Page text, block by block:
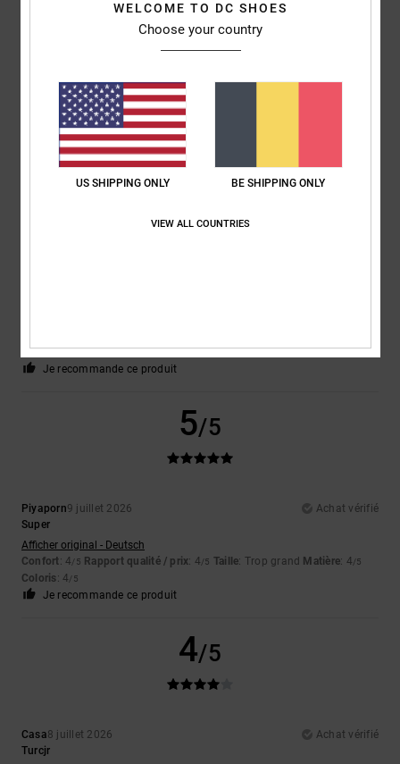
Très bon prix
Afficher original - Castellano
Confort: 4/5 Rapport qualité / prix
: 5/5
Je recommande ce produit
5/5
Coloris: 4
Je recommande ce produit
5/5
Piyaporn9 juillet 2026
Achat vérifié
Super
Afficher original - Deutsch
Confort: 4/5 Rapport qualité / prix: 4/5 Taille: Trop grand Matière: 4/5
Coloris: 4/5
Je recommande ce produit
4/5
Casa8 juillet 2026
Achat vérifié
Turcjr
WELCOME TO DC SHOES
Choose your country
US SHIPPING ONLY BE SHIPPING ONLY
VIEW ALL COUNTRIES